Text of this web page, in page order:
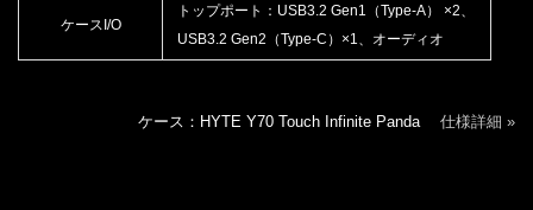
ケースI/O
トップポート：USB3.2 Gen1（Type-A） ×2、
USB3.2 Gen2（Type-C）×1、オーディオ
ケース：HYTE Y70 Touch Infinite Panda 仕様詳細 »